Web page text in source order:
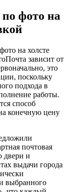
фото на
на холсте
зависит от
это
поскольку
подхода в
работы.
способ
конечную цену
почтовая
двери и
выдачи города
и выбранного